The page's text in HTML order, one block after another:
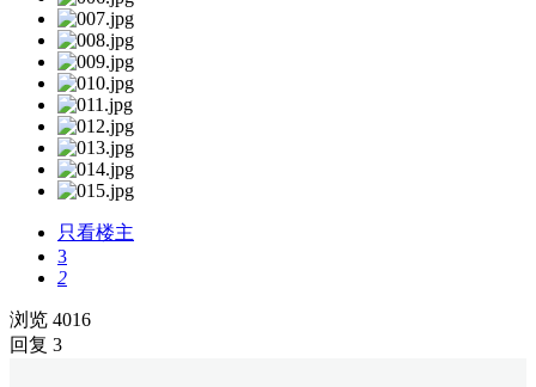
只看楼主
3
2
浏览 4016
回复 3